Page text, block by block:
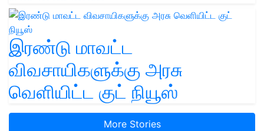
இரண்டு மாவட்ட
விவசாயிகளுக்கு அரசு
வெளியிட்ட குட் நியூஸ்
More Stories